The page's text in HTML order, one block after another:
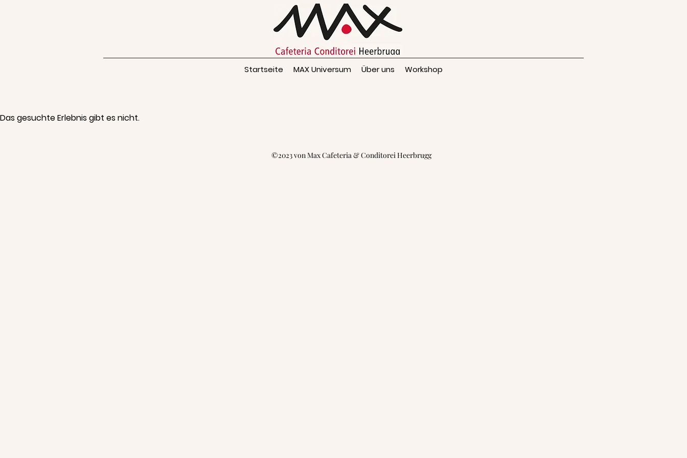
Startseite MAX Universum Über uns Workshop
Das gesuchte Erlebnis gibt es nicht.
©2023 von Max Cafeteria & Conditorei Heerbrugg